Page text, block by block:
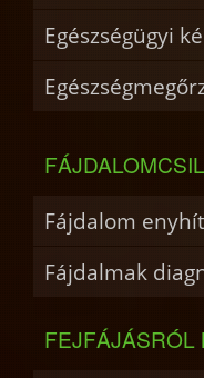
Egészségügyi
Fájdalom
Fájdalmak
FEJFÁJÁSRÓL